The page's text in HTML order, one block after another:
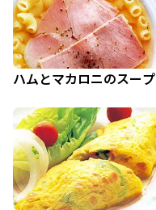
ハムとマカロニのスープ